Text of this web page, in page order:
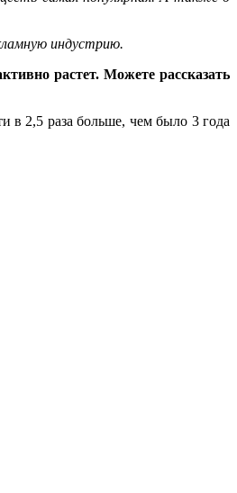
индустрию.
растет. Можете рассказать
в 2,5 раза больше, чем было 3 года